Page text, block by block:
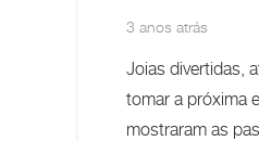
3 anos atrás
Joias divertidas,
tomar a próxima
mostraram as